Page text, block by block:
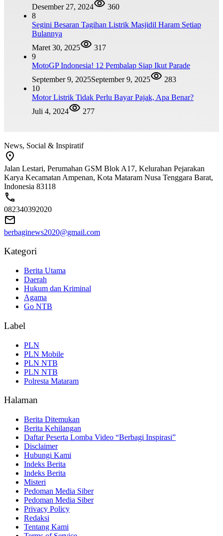
Desember 27, 2024
360
8
Segini Besaran Tagihan Listrik Masjidil Haram Setiap
Bulannya
Maret 30, 2025
317
9
MotoGP Indonesia! 12 Pembalap Siap Ikut Parade
September 9, 2025September 9, 2025
283
10
Motor Listrik Tidak Perlu Bayar Pajak, Apa Benar?
Juli 4, 2024
277
News, Social & Inspiratif
Jalan Lestari, Perumahan GSM Blok A17, Kelurahan Pejarakan
Karya Kecamatan Ampenan, Kota Mataram Nusa Tenggara Barat,
Indonesia 83118
082340392020
berbaginews2020@gmail.com
Kategori
Berita Utama
Daerah
Hukum dan Kriminal
Agama
Go NTB
Label
PLN
PLN Mobile
PLN NTB
PLN NTB
Polresta Mataram
Halaman
Berita Ditemukan
Berita Kehilangan
Daftar Peserta Lomba Video “Berbagi Inspirasi”
Disclaimer
Hubungi Kami
Indeks Berita
Indeks Berita
Misteri
Pedoman Media Siber
Pedoman Media Siber
Privacy Policy
Redaksi
Tentang Kami